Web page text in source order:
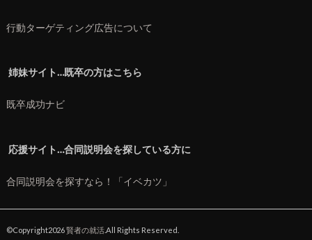
行動ターゲティング広告について
姉妹サイト…既卒の方はこちら
既卒成功ナビ
応援サイト…合同説明会を探している方に
合同説明会を探すなら！「イベカツ」
©Copyright2026賢者の就活.All Rights Reserved.